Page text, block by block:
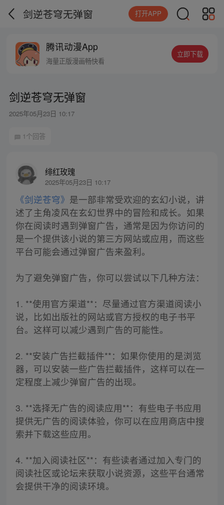
剑逆苍穹无弹窗 打开APP
腾讯动漫App
海量正版漫画畅快看
立即下载
剑逆苍穹无弹窗
2025年05月23日 10:17
1个回答
绯红玫瑰
2025年05月23日 10:17
《剑逆苍穹》 是一部非常受欢迎的玄幻小说，讲
述了主角凌风在玄幻世界中的冒险和成长。如果
你在阅读时遇到弹窗广告，通常是因为你访问的
是一个提供该小说的第三方网站或应用，而这些
平台可能会通过弹窗广告来盈利。
为了避免弹窗广告，你可以尝试以下几种方法：
1. **使用官方渠道**：尽量通过官方渠道阅读小
说，比如出版社的网站或官方授权的电子书平
台。这样可以减少遇到广告的可能性。
2. **安装广告拦截插件**：如果你使用的是浏览
器，可以安装一些广告拦截插件，这样可以在一
定程度上减少弹窗广告的出现。
3. **选择无广告的阅读应用**：有些电子书应用
提供无广告的阅读体验，你可以在应用商店中搜
索并下载这些应用。
4. **加入阅读社区**：有些读者通过加入专门的
阅读社区或论坛来获取小说资源，这些平台通常
会提供干净的阅读环境。